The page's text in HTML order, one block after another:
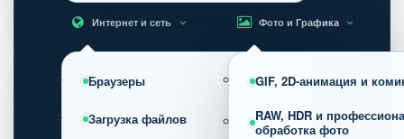
Интернет и сеть
Браузеры
Загрузка файлов
Фото и Графика
GIF, 2D-анимация и
RAW, HDR и
обработка фото